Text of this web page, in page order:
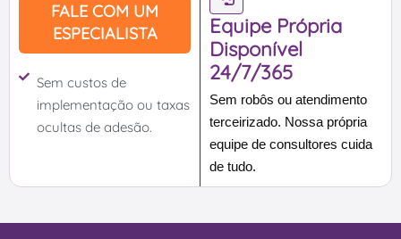
FALE COM UM
ESPECIALISTA
Sem custos de
implementação ou taxas
ocultas de adesão.
Equipe Própria
Disponível
24/7/365
Sem robôs ou atendimento
terceirizado. Nossa própria
equipe de consultores cuida
de tudo.